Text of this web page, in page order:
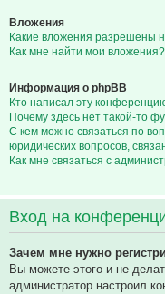
Вложения
Какие вложения разрешены
Как мне найти мои вложения?
Информация о phpBB
Кто написал эту
Почему здесь нет такой-то
С кем можно связаться по
юридических вопросов,
Как мне связаться с
Вход на
Зачем мне нужно
Вы можете этого и не
администратор настроил